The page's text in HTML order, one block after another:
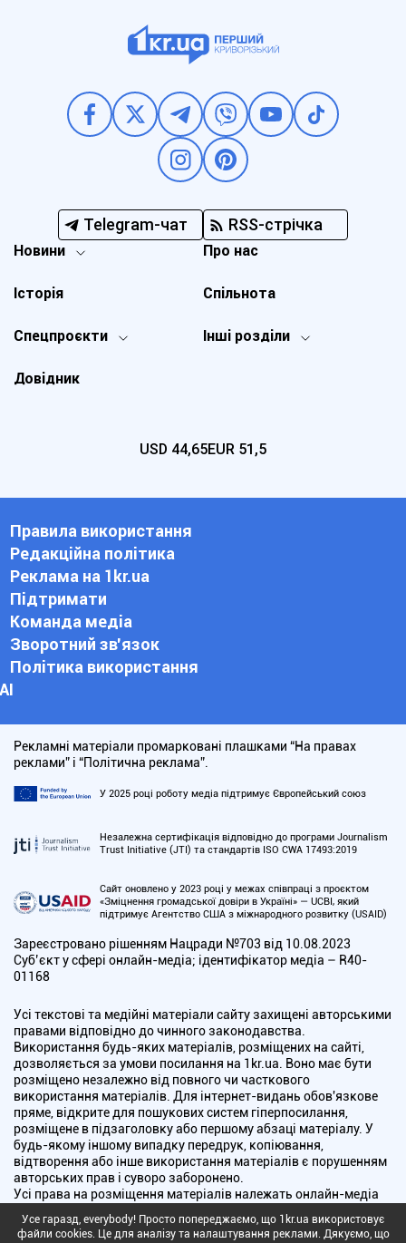
Telegram-чат RSS-стрічка
Новини
Спецпроєкти Інші розділи
Історія
Про нас
Довідник
Спільнота
USD 44,65EUR 51,5
Правила використання
Редакційна політика
Реклама на 1kr.ua
Підтримати
Команда медіа
Зворотний зв'язок
Політика використання
АІ
Рекламні матеріали промарковані плашками “На правах
реклами” і “Політична реклама”.
У 2025 році роботу медіа підтримує Європейський союз
Незалежна сертифікація відповідно до програми Journalism
Trust Initiative (JTI) та стандартів ISO CWA 17493:2019
Сайт оновлено у 2023 році у межах співпраці з проєктом
«Зміцнення громадської довіри в Україні» — UCBI, який
підтримує Агентство США з міжнародного розвитку (USAID)
Зареєстровано рішенням Нацради №703 від 10.08.2023
Cуб’єкт у сфері онлайн-медіа; ідентифікатор медіа – R40-
01168
Усі текстові та медійні матеріали сайту захищені авторськими
правами відповідно до чинного законодавства.
Використання будь-яких матеріалів, розміщених на сайті,
дозволяється за умови посилання на 1kr.ua. Воно має бути
розміщено незалежно від повного чи часткового
використання матеріалів. Для інтернет-видань обов'язкове
пряме, відкрите для пошукових систем гіперпосилання,
розміщене в підзаголовку або першому абзаці матеріалу. У
будь-якому іншому випадку передрук, копіювання,
відтворення або інше використання матеріалів є порушенням
авторських прав і суворо заборонено.
Усі права на розміщення матеріалів належать онлайн-медіа
"Перший Криворізький". Медіа зареєстроване Національною
радою України з питань телебачення і радіомовлення.
Усе гаразд, everybody! Просто попереджаємо, що 1kr.ua використовує
файли cookies. Це для аналізу та налаштування реклами. Дякуємо, що